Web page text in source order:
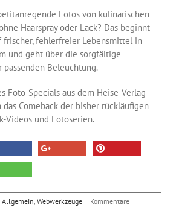
Fotos von kulinarischen
Haarspray oder Lack? Das beginnt
frischer, fehlerfreier Lebensmittel in
und geht über die sorgfältige
passenden Beleuchtung.
Foto-Specials aus dem Heise-Verlag
Comeback der bisher rückläufigen
Videos und Fotoserien.
Allgemein Webwerkzeuge | Kommentare